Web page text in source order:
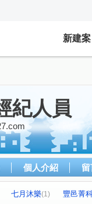
新建案
紀人員
個人介紹
七月沐樂(1)
豐邑菁